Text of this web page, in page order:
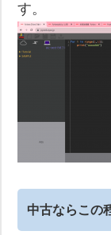
す。
中古ならこの